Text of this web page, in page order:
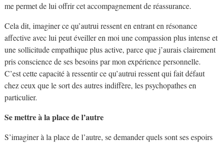
me permet de lui offrir cet accompagnement de réassurance.
Cela dit, imaginer ce qu’autrui ressent en entrant en résonance
affective avec lui peut éveiller en moi une compassion plus intense et
une sollicitude empathique plus active, parce que j’aurais clairement
pris conscience de ses besoins par mon expérience personnelle.
C’est cette capacité à ressentir ce qu’autrui ressent qui fait défaut
chez ceux que le sort des autres indiffère, les psychopathes en
particulier.
Se mettre à la place de l’autre
S’imaginer à la place de l’autre, se demander quels sont ses espoirs